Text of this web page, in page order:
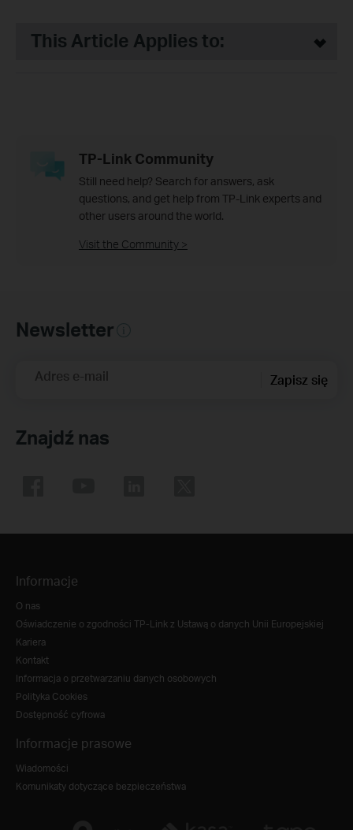
This Article Applies to:
TP-Link Community
Still need help? Search for answers, ask
questions, and get help from TP-Link experts and
other users around the world.
Visit the Community >
Newsletter
Adres e-mail Zapisz się
Znajdź nas
Informacje
O nas
Oświadczenie o zgodności TP-Link z Ustawą o danych Unii Europejskiej
Kariera
Kontakt
Informacja o przetwarzaniu danych osobowych
Polityka Cookies
Dostępność cyfrowa
Informacje prasowe
Wiadomości
Komunikaty dotyczące bezpieczeństwa